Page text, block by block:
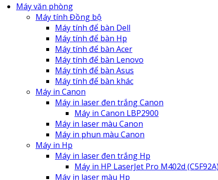
Máy văn phòng
Máy tính Đồng bộ
Máy tính để bàn Dell
Máy tính để bàn Hp
Máy tính để bàn Acer
Máy tính để bàn Lenovo
Máy tính để bàn Asus
Máy tính để bàn khác
Máy in Canon
Máy in laser đen trắng Canon
Máy in Canon LBP2900
Máy in laser màu Canon
Máy in phun màu Canon
Máy in Hp
Máy in laser đen trắng Hp
Máy in HP LaserJet Pro M402d
Máy in laser màu Hp